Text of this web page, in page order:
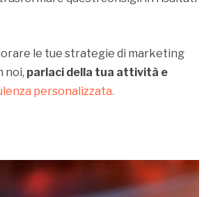
le tue strategie di marketing
noi, parlaci della tua attività e
personalizzata.